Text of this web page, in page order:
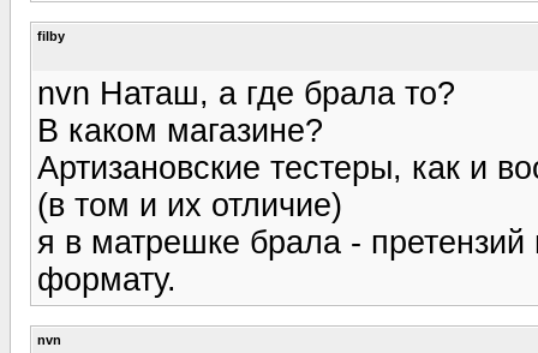
filby
nvn Наташ, а где брала то?
В каком магазине?
Артизановские тестеры, как и
(в том и их отличие)
я в матрешке брала -
формату.
nvn